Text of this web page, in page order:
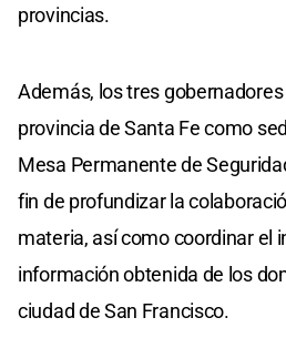
provincias.
Además, los tres
provincia de Santa Fe como
Mesa Permanente de
fin de profundizar la
materia, así como coordinar el
información obtenida de los
ciudad de San Francisco.